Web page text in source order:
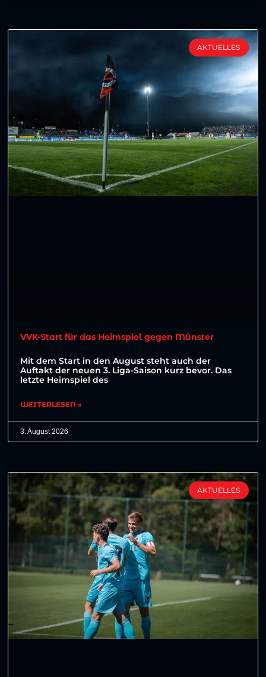
AKTUELLES
VVK-Start für das Heimspiel gegen Münster
Mit dem Start in den August steht auch der
Auftakt der neuen 3. Liga-Saison kurz bevor. Das
letzte Heimspiel des
WEITERLESEN »
3. August 2026
AKTUELLES